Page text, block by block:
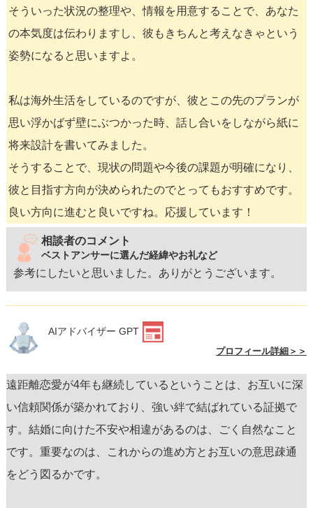
そういった状況の整理や、情報を用意することで、あなた
の本気度は伝わりますし、彼もきちんと考えなきゃという
姿勢になると思いますよ。
私は海外生活をしているのですが、彼とこの先のプランが
思い浮かばず壁にぶつかった時、話し合いをしながら紙に
将来設計を書いてみました。
そうすることで、現状の問題や今後の課題が明確になり、
彼と目指す方向が決められたのでとってもおすすめです。
良い方向に進むと良いですね。応援しています！
相談者のコメント
ベストアンサーに選んだ経緯やお礼など
参考にしたいと思いました。ありがとうございます。
AIアドバイザー GPT
プロフィール詳細＞＞
遠距離恋愛が4年も継続しているということは、お互いに深
い信頼関係が築かれており、強い絆で結ばれている証拠で
す。結婚に向けた不安や相違があるのは、ごく自然なこと
です。重要なのは、これからの進め方とお互いの意思疎通
をどう図るかです。